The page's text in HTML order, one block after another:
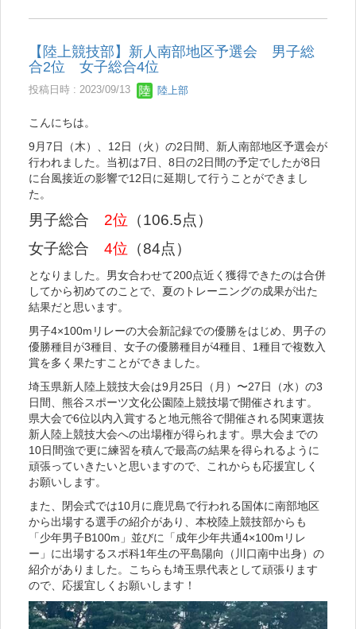
【陸上競技部】新人南部地区予選会 男子総
合2位 女子総合4位
投稿日時 : 2023/09/13 陸上部
こんにちは。
9月7日（木）、12日（火）の2日間、新人南部地区予選会が
行われました。当初は7日、8日の2日間の予定でしたが8日
に台風接近の影響で12日に延期して行うことができまし
た。
男子総合 2位 （106.5点）
女子総合 4位 （84点）
となりました。男女合わせて200点近く獲得できたのは合併
してから初めてのことで、夏のトレーニングの成果が出た
結果だと思います。
男子4×100mリレーの大会新記録での優勝をはじめ、男子の
優勝種目が3種目、女子の優勝種目が4種目、1種目で複数入
賞を多く果たすことができました。
埼玉県新人陸上競技大会は9月25日（月）〜27日（水）の3
日間、熊谷スポーツ文化公園陸上競技場で開催されます。
県大会で6位以内入賞すると地元熊谷で開催される関東選抜
新人陸上競技大会への出場権が得られます。県大会までの
10日間強で更に練習を積んで最高の結果を得られるように
頑張っていきたいと思いますので、これからも応援宜しく
お願いします。
また、閉会式では10月に鹿児島で行われる国体に南部地区
から出場する選手の紹介があり、本校陸上競技部からも
「少年男子B100m」並びに「成年少年共通4×100mリレ
ー」に出場するスポ科1年生の平島陽向（川口南中出身）の
紹介がありました。こちらも埼玉県代表として頑張ります
ので、応援宜しくお願いします！